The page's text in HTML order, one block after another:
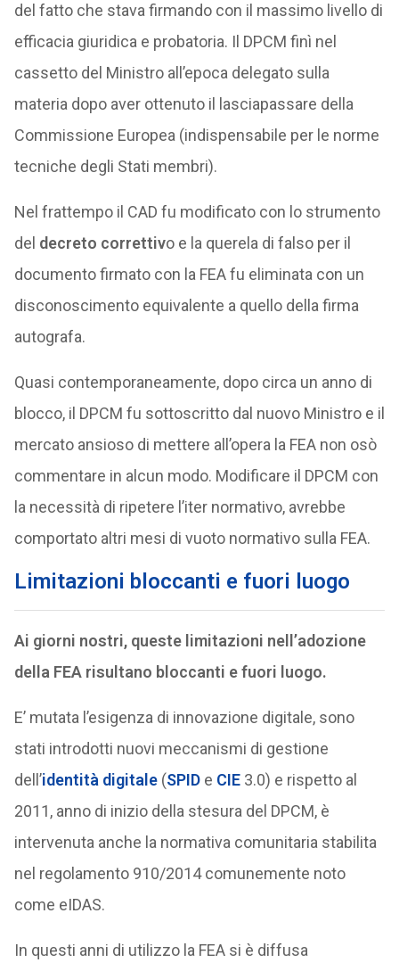
del fatto che stava firmando con il massimo livello di
efficacia giuridica e probatoria. Il DPCM finì nel
cassetto del Ministro all’epoca delegato sulla
materia dopo aver ottenuto il lasciapassare della
Commissione Europea (indispensabile per le norme
tecniche degli Stati membri).
Nel frattempo il CAD fu modificato con lo strumento
del decreto correttivo e la querela di falso per il
documento firmato con la FEA fu eliminata con un
disconoscimento equivalente a quello della firma
autografa.
Quasi contemporaneamente, dopo circa un anno di
blocco, il DPCM fu sottoscritto dal nuovo Ministro e il
mercato ansioso di mettere all’opera la FEA non osò
commentare in alcun modo. Modificare il DPCM con
la necessità di ripetere l’iter normativo, avrebbe
comportato altri mesi di vuoto normativo sulla FEA.
Limitazioni bloccanti e fuori luogo
Ai giorni nostri, queste limitazioni nell’adozione
della FEA risultano bloccanti e fuori luogo.
E’ mutata l’esigenza di innovazione digitale, sono
stati introdotti nuovi meccanismi di gestione
dell’identità digitale(SPIDe CIE3.0) e rispetto al
2011, anno di inizio della stesura del DPCM, è
intervenuta anche la normativa comunitaria stabilita
nel regolamento 910/2014 comunemente noto
come eIDAS.
In questi anni di utilizzo la FEA si è diffusa